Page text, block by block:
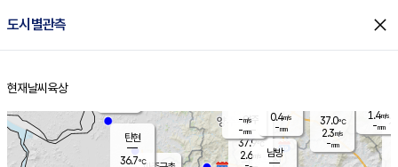
도시별관측 close
홈
현재날씨 육상
양주
37.9℃
2.6
37.0℃
2.3m/s
-mm
탄현
36.7℃
1.4m/s
-mm
남방
-m/s
-mm
0.4m/s
-mm